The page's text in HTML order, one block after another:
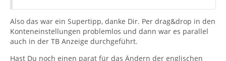
Also das war ein Supertipp, danke Dir. Per drag&drop in den
Konteneinstellungen problemlos und dann war es parallel
auch in der TB Anzeige durchgeführt.
Hast Du noch einen parat für das Ändern der englischen